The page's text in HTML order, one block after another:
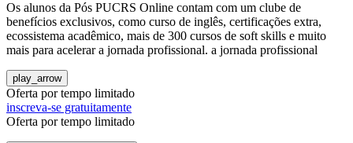
Os alunos da Pós PUCRS Online contam com um clube de
benefícios exclusivos, como curso de inglês, certificações extra,
ecossistema acadêmico, mais de 300 cursos de soft skills e muito
mais para acelerar a jornada profissional. ​a jornada profissional
play_arrow
Oferta por tempo limitado
inscreva-se gratuitamente
Oferta por tempo limitado